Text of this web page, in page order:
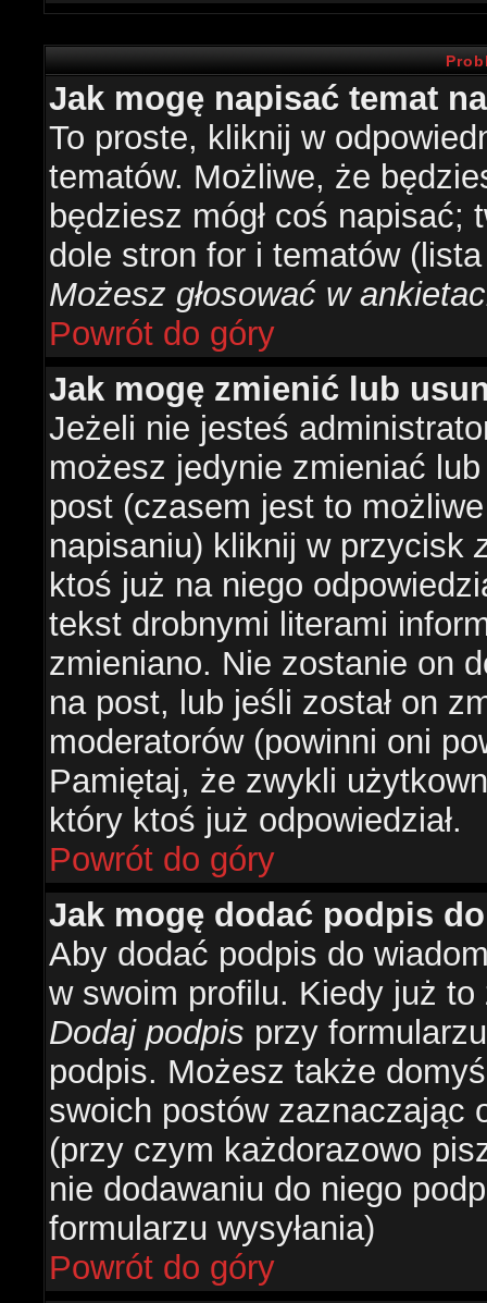
Jak mogę napisać temat
To proste, kliknij w
tematów. Możliwe, że
będziesz mógł coś
dole stron for i tematów
Możesz głosować w
Powrót do góry
Jak mogę zmienić lub
Jeżeli nie jesteś
możesz jedynie zmieniać
post (czasem jest to
napisaniu) kliknij w przycisk
ktoś już na niego
tekst drobnymi literami
zmieniano. Nie zostanie on
na post, lub jeśli został on
moderatorów (powinni oni
Pamiętaj, że zwykli
który ktoś już odpowiedział.
Powrót do góry
Jak mogę dodać podpis
Aby dodać podpis do
w swoim profilu. Kiedy już
Dodaj podpis przy
podpis. Możesz także
swoich postów zaznaczając
(przy czym każdorazowo
nie dodawaniu do niego
formularzu wysyłania)
Powrót do góry